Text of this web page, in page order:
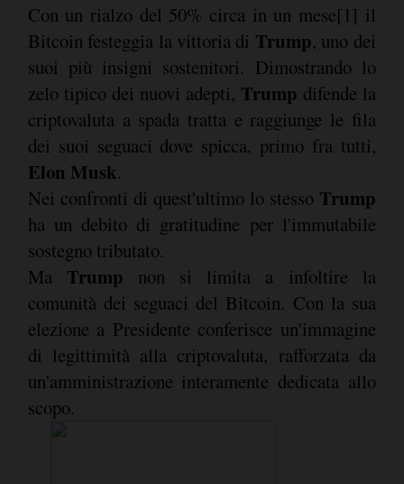
Con un rialzo del 50% circa in un mese[1] il
Bitcoin festeggia la vittoria di Trump, uno dei
suoi più insigni sostenitori. Dimostrando lo
zelo tipico dei nuovi adepti, Trump difende la
criptovaluta a spada tratta e raggiunge le fila
dei suoi seguaci dove spicca, primo fra tutti,
Elon Musk.
Nei confronti di quest'ultimo lo stesso Trump
ha un debito di gratitudine per l'immutabile
sostegno tributato.
Ma Trump non si limita a infoltire la
comunità dei seguaci del Bitcoin. Con la sua
elezione a Presidente conferisce un'immagine
di legittimità alla criptovaluta, rafforzata da
un'amministrazione interamente dedicata allo
scopo.